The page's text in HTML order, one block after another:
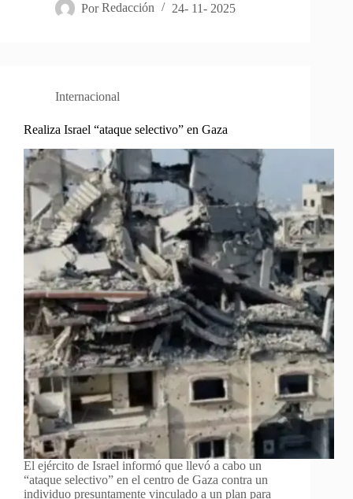
Por Redacción 24- 11- 2025
Internacional
Realiza Israel “ataque selectivo” en Gaza
El ejército de Israel informó que llevó a cabo un
“ataque selectivo” en el centro de Gaza contra un
individuo presuntamente vinculado a un plan para